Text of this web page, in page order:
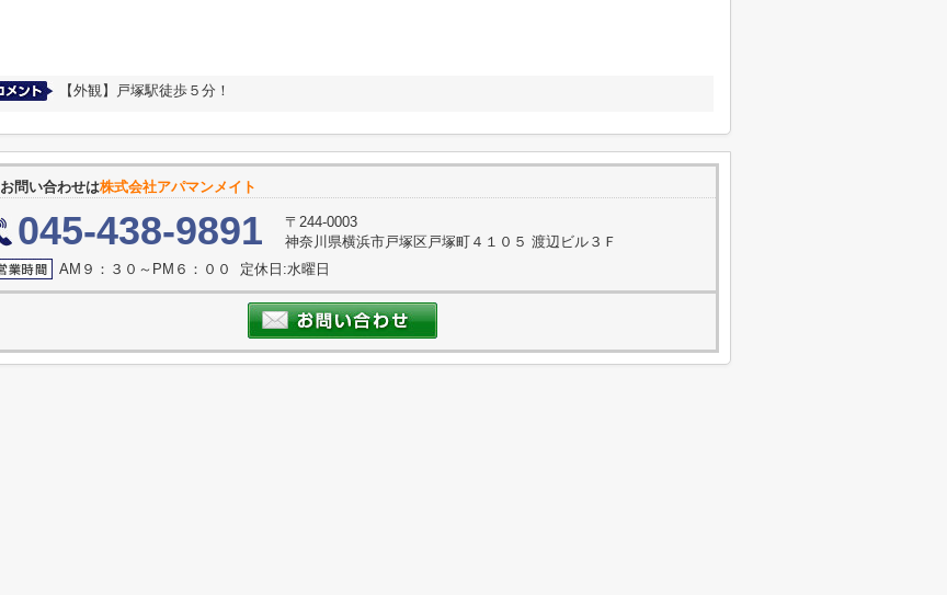
【外観】戸塚駅徒歩５分！
お問い合わせは株式会社アパマンメイト
045-438-9891
〒244-0003
神奈川県横浜市戸塚区戸塚町４１０５ 渡辺ビル３Ｆ
AM９：３０～PM６：００ 定休日:水曜日